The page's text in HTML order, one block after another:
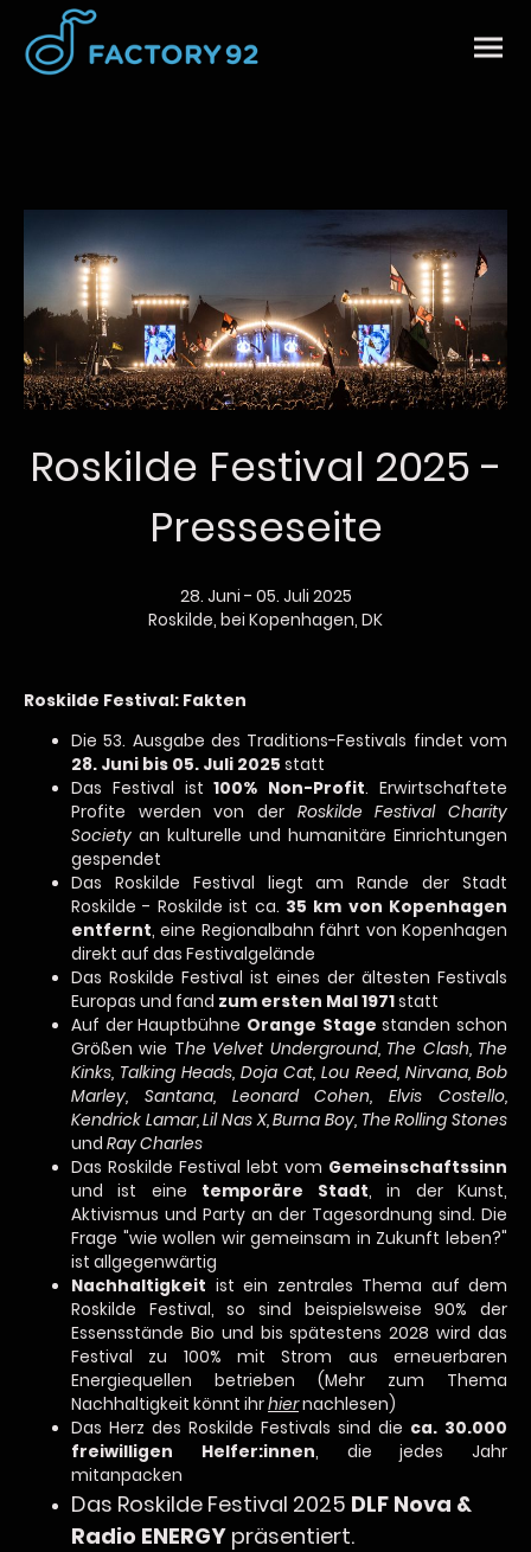
Roskilde Festival 2025 -
Presseseite
28. Juni - 05. Juli 2025
Roskilde, bei Kopenhagen, DK
Roskilde Festival: Fakten
Die 53. Ausgabe des Traditions-Festivals findet vom
28. Juni bis 05. Juli 2025 statt
Das Festival ist100% Non-Profit. Erwirtschaftete
Profite werden von der Roskilde Festival Charity
Society an kulturelle und humanitäre Einrichtungen
gespendet
Das Roskilde Festival liegt am Rande der Stadt
Roskilde - Roskilde ist ca. 35 km von Kopenhagen
entfernt, eine Regionalbahn fährt von Kopenhagen
direkt auf das Festivalgelände
Das Roskilde Festival ist eines der ältesten Festivals
Europas und fand zum ersten Mal 1971statt
Auf der Hauptbühne Orange Stage standen schon
Größen wie The Velvet Underground, The Clash, The
Kinks, Talking Heads, Doja Cat, Lou Reed, Nirvana, Bob
Marley, Santana, Leonard Cohen, Elvis Costello,
Kendrick Lamar, Lil Nas X, Burna Boy, The Rolling Stones
und Ray Charles
Das Roskilde Festival lebt vom Gemeinschaftssinn
und ist eine temporäre Stadt, in der Kunst,
Aktivismus und Party an der Tagesordnung sind. Die
Frage "wie wollen wir gemeinsam in Zukunft leben?"
ist allgegenwärtig
Nachhaltigkeit ist ein zentrales Thema auf dem
Roskilde Festival, so sind beispielsweise 90% der
Essensstände Bio und bis spätestens 2028 wird das
Festival zu 100% mit Strom aus erneuerbaren
Energiequellen betrieben (Mehr zum Thema
Nachhaltigkeit könnt ihrhiernachlesen)
Das Herz des Roskilde Festivals sind die ca. 30.000
freiwilligen Helfer:innen, die jedes Jahr
mitanpacken
Das Roskilde Festival 2025 DLF Nova &
Radio ENERGY präsentiert.